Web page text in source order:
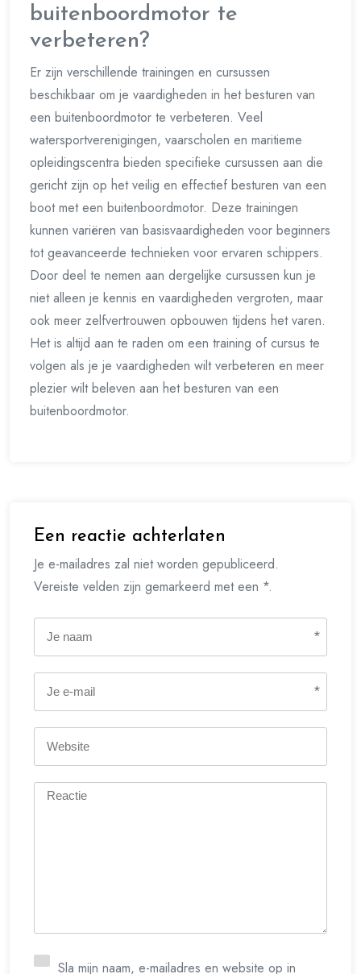
buitenboordmotor te
verbeteren?
Er zijn verschillende trainingen en cursussen
beschikbaar om je vaardigheden in het besturen van
een buitenboordmotor te verbeteren. Veel
watersportverenigingen, vaarscholen en maritieme
opleidingscentra bieden specifieke cursussen aan die
gericht zijn op het veilig en effectief besturen van een
boot met een buitenboordmotor. Deze trainingen
kunnen variëren van basisvaardigheden voor beginners
tot geavanceerde technieken voor ervaren schippers.
Door deel te nemen aan dergelijke cursussen kun je
niet alleen je kennis en vaardigheden vergroten, maar
ook meer zelfvertrouwen opbouwen tijdens het varen.
Het is altijd aan te raden om een training of cursus te
volgen als je je vaardigheden wilt verbeteren en meer
plezier wilt beleven aan het besturen van een
buitenboordmotor.
Een reactie achterlaten
Je e-mailadres zal niet worden gepubliceerd.
Vereiste velden zijn gemarkeerd met een *.
*
*
Sla mijn naam, e-mailadres en website op in